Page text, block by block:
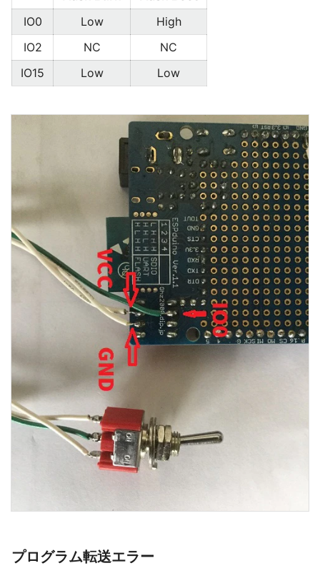
IO0
Low
High
IO2
NC
NC
IO15
Low Low
プログラム転送エラー